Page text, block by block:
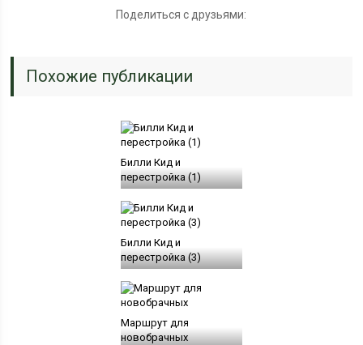
Поделиться с друзьями:
Похожие публикации
Билли Кид и
перестройка (1)
Билли Кид и
перестройка (3)
Маршрут для
новобрачных